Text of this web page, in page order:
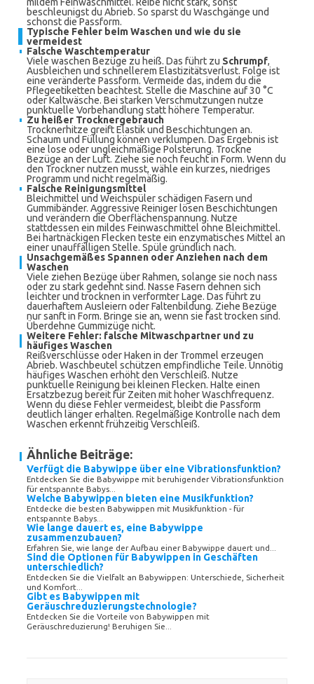
beschleunigst du Abrieb. So sparst du Waschgänge und
schonst die Passform.
Typische Fehler beim Waschen und wie du sie
vermeidest
Falsche Waschtemperatur
Viele waschen Bezüge zu heiß. Das führt zu Schrumpf,
Ausbleichen und schnellerem Elastizitätsverlust. Folge ist
eine veränderte Passform. Vermeide das, indem du die
Pflegeetiketten beachtest. Stelle die Maschine auf 30 °C
oder Kaltwäsche. Bei starken Verschmutzungen nutze
punktuelle Vorbehandlung statt höhere Temperatur.
Zu heißer Trocknergebrauch
Trocknerhitze greift Elastik und Beschichtungen an.
Schaum und Füllung können verklumpen. Das Ergebnis ist
eine lose oder ungleichmäßige Polsterung. Trockne
Bezüge an der Luft. Ziehe sie noch feucht in Form. Wenn du
den Trockner nutzen musst, wähle ein kurzes, niedriges
Programm und nicht regelmäßig.
Falsche Reinigungsmittel
Bleichmittel und Weichspüler schädigen Fasern und
Gummibänder. Aggressive Reiniger lösen Beschichtungen
und verändern die Oberflächenspannung. Nutze
stattdessen ein mildes Feinwaschmittel ohne Bleichmittel.
Bei hartnäckigen Flecken teste ein enzymatisches Mittel an
einer unauffälligen Stelle. Spüle gründlich nach.
Unsachgemäßes Spannen oder Anziehen nach dem
Waschen
Viele ziehen Bezüge über Rahmen, solange sie noch nass
oder zu stark gedehnt sind. Nasse Fasern dehnen sich
leichter und trocknen in verformter Lage. Das führt zu
dauerhaftem Ausleiern oder Faltenbildung. Ziehe Bezüge
nur sanft in Form. Bringe sie an, wenn sie fast trocken sind.
Überdehne Gummizüge nicht.
Weitere Fehler: falsche Mitwaschpartner und zu
häufiges Waschen
Reißverschlüsse oder Haken in der Trommel erzeugen
Abrieb. Waschbeutel schützen empfindliche Teile. Unnötig
häufiges Waschen erhöht den Verschleiß. Nutze
punktuelle Reinigung bei kleinen Flecken. Halte einen
Ersatzbezug bereit für Zeiten mit hoher Waschfrequenz.
Wenn du diese Fehler vermeidest, bleibt die Passform
deutlich länger erhalten. Regelmäßige Kontrolle nach dem
Waschen erkennt frühzeitig Verschleiß.
Ähnliche Beiträge:
Verfügt die Babywippe über eine Vibrationsfunktion?
Entdecken Sie die Babywippe mit beruhigender Vibrationsfunktion
für entspannte Babys...
Welche Babywippen bieten eine Musikfunktion?
Entdecke die besten Babywippen mit Musikfunktion - für
entspannte Babys...
Wie lange dauert es, eine Babywippe
zusammenzubauen?
Erfahren Sie, wie lange der Aufbau einer Babywippe dauert und...
Sind die Optionen für Babywippen in Geschäften
unterschiedlich?
Entdecken Sie die Vielfalt an Babywippen: Unterschiede, Sicherheit
und Komfort...
Gibt es Babywippen mit
Geräuschreduzierungstechnologie?
Entdecken Sie die Vorteile von Babywippen mit
Geräuschreduzierung! Beruhigen Sie...